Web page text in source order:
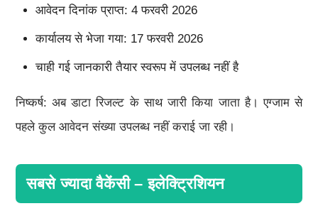
आवेदन दिनांक प्राप्त: 4 फरवरी 2026
कार्यालय से भेजा गया: 17 फरवरी 2026
चाही गई जानकारी तैयार स्वरूप में उपलब्ध नहीं है
निष्कर्ष: अब डाटा रिजल्ट के साथ जारी किया जाता है। एग्जाम से
पहले कुल आवेदन संख्या उपलब्ध नहीं कराई जा रही।
सबसे ज्यादा वैकेंसी – इलेक्ट्रिशियन